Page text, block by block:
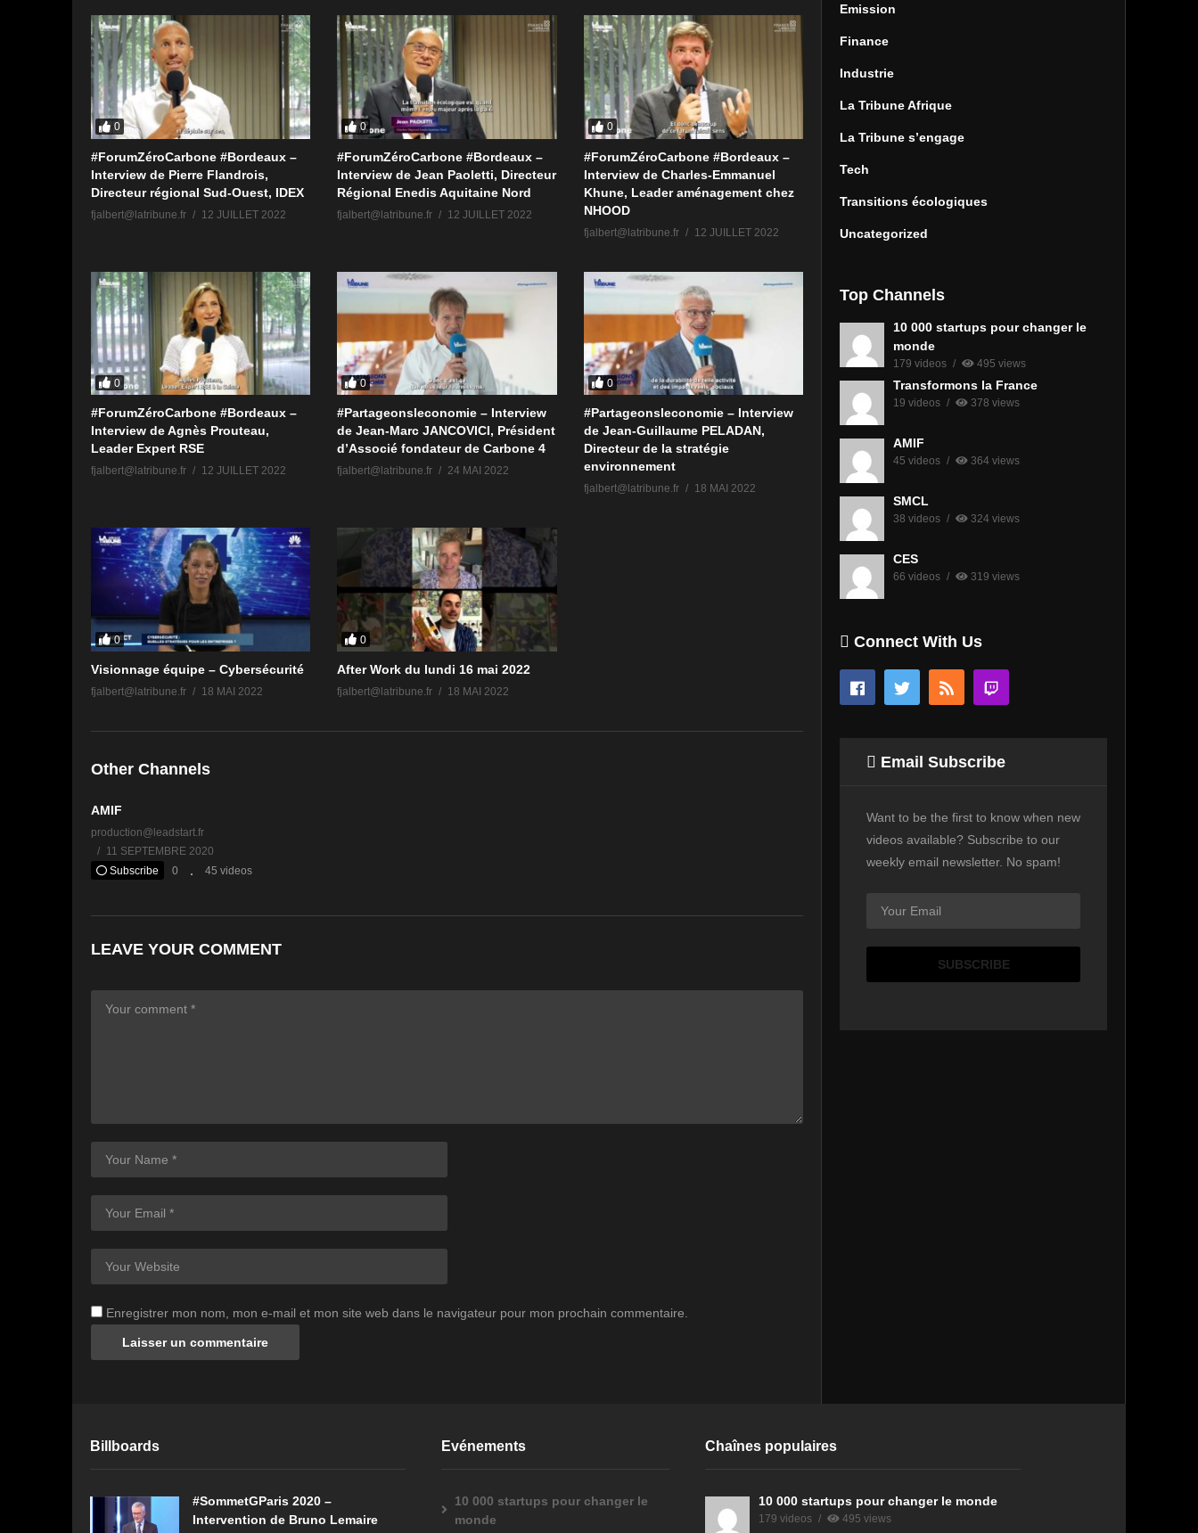
0
#ForumZéroCarbone #Bordeaux –
Interview de Pierre Flandrois,
Directeur régional Sud-Ouest, IDEX
fjalbert@latribune.fr 12 JUILLET 2022
0
#ForumZéroCarbone #Bordeaux –
Interview de Jean Paoletti, Directeur
Régional Enedis Aquitaine Nord
fjalbert@latribune.fr 12 JUILLET 2022
0
#ForumZéroCarbone #Bordeaux –
Interview de Charles-Emmanuel
Khune, Leader aménagement chez
NHOOD
fjalbert@latribune.fr 12 JUILLET 2022
0
#ForumZéroCarbone #Bordeaux –
Interview de Agnès Prouteau,
Leader Expert RSE
fjalbert@latribune.fr 12 JUILLET 2022
0
#Partageonsleconomie – Interview
de Jean-Marc JANCOVICI, Président
d’Associé fondateur de Carbone 4
fjalbert@latribune.fr 24 MAI 2022
0
#Partageonsleconomie – Interview
de Jean-Guillaume PELADAN,
Directeur de la stratégie
environnement
fjalbert@latribune.fr 18 MAI 2022
0
Visionnage équipe – Cybersécurité
fjalbert@latribune.fr 18 MAI 2022
0
After Work du lundi 16 mai 2022
fjalbert@latribune.fr 18 MAI 2022
Other Channels
AMIF
production@leadstart.fr
11 SEPTEMBRE 2020
Subscribe
0 45 videos
LEAVE YOUR COMMENT
Enregistrer mon nom, mon e-mail et mon site web dans le navigateur pour mon prochain commentaire.
Emission
Finance
Industrie
La Tribune Afrique
La Tribune s’engage
Tech
Transitions écologiques
Uncategorized
Top Channels
10 000 startups pour changer le
monde
179 videos 495 views
Transformons la France
19 videos 378 views
AMIF
45 videos 364 views
SMCL
38 videos 324 views
CES
66 videos 319 views
Connect With Us
Email Subscribe
Want to be the first to know when new
videos available? Subscribe to our
weekly email newsletter. No spam!
Billboards
#SommetGParis 2020 –
Intervention de Bruno Lemaire
Evénements
10 000 startups pour changer le
monde
Chaînes populaires
10 000 startups pour changer le monde
179 videos 495 views